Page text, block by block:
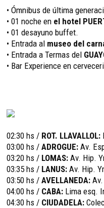
• Ómnibus de última
• 01 noche en el hotel
• 01 desayuno buffet.
• Entrada al museo del
• Entrada a Termas del
• Bar Experience en
02:30 hs / ROT. LLAVALLOL:
03:00 hs / ADROGUE: Av.
03:20 hs / LOMAS: Av. Hip.
03:35 hs / LANUS: Av. Hip.
03:50 hs / AVELLANEDA:
04:00 hs / CABA: Lima esq.
04:30 hs / CIUDADELA: